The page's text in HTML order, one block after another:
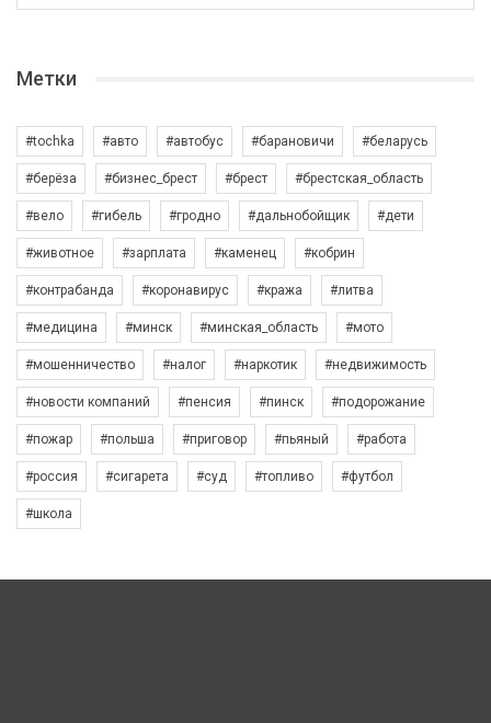
Метки
#tochka #авто #автобус #барановичи #беларусь
#берёза #бизнес_брест #брест #брестская_область
#вело #гибель #гродно #дальнобойщик #дети
#животное #зарплата #каменец #кобрин
#контрабанда #коронавирус #кража #литва
#медицина #минск #минская_область #мото
#мошенничество #налог #наркотик #недвижимость
#новости компаний #пенсия #пинск #подорожание
#пожар #польша #приговор #пьяный #работа
#россия #сигарета #суд #топливо #футбол
#школа